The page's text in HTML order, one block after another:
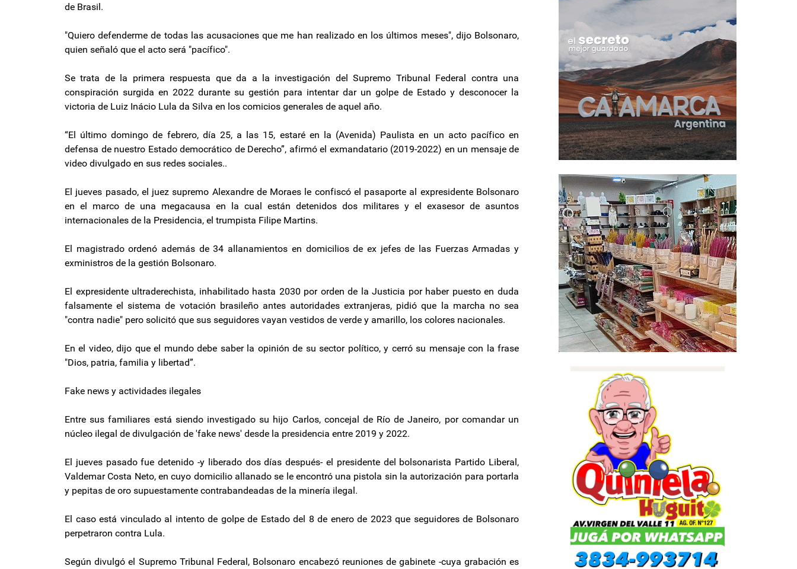
de Brasil.
"Quiero defenderme de todas las acusaciones que me han realizado en los últimos meses", dijo Bolsonaro,
quien señaló que el acto será "pacífico".
Se trata de la primera respuesta que da a la investigación del Supremo Tribunal Federal contra una
conspiración surgida en 2022 durante su gestión para intentar dar un golpe de Estado y desconocer la
victoria de Luiz Inácio Lula da Silva en los comicios generales de aquel año.
“El último domingo de febrero, día 25, a las 15, estaré en la (Avenida) Paulista en un acto pacífico en
defensa de nuestro Estado democrático de Derecho”, afirmó el exmandatario (2019-2022) en un mensaje de
video divulgado en sus redes sociales..
El jueves pasado, el juez supremo Alexandre de Moraes le confiscó el pasaporte al expresidente Bolsonaro
en el marco de una megacausa en la cual están detenidos dos militares y el exasesor de asuntos
internacionales de la Presidencia, el trumpista Filipe Martins.
El magistrado ordenó además de 34 allanamientos en domicilios de ex jefes de las Fuerzas Armadas y
exministros de la gestión Bolsonaro.
El expresidente ultraderechista, inhabilitado hasta 2030 por orden de la Justicia por haber puesto en duda
falsamente el sistema de votación brasileño antes autoridades extranjeras, pidió que la marcha no sea
"contra nadie" pero solicitó que sus seguidores vayan vestidos de verde y amarillo, los colores nacionales.
En el video, dijo que el mundo debe saber la opinión de su sector político, y cerró su mensaje con la frase
"Dios, patria, familia y libertad”.
Fake news y actividades ilegales
Entre sus familiares está siendo investigado su hijo Carlos, concejal de Río de Janeiro, por comandar un
núcleo ilegal de divulgación de 'fake news' desde la presidencia entre 2019 y 2022.
El jueves pasado fue detenido -y liberado dos días después- el presidente del bolsonarista Partido Liberal,
Valdemar Costa Neto, en cuyo domicilio allanado se le encontró una pistola sin la autorización para portarla
y pepitas de oro supuestamente contrabandeadas de la minería ilegal.
El caso está vinculado al intento de golpe de Estado del 8 de enero de 2023 que seguidores de Bolsonaro
perpetraron contra Lula.
Según divulgó el Supremo Tribunal Federal, Bolsonaro encabezó reuniones de gabinete -cuya grabación es